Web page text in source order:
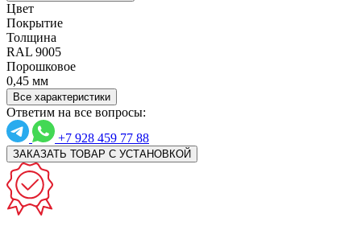
Цвет
Покрытие
Толщина
RAL 9005
Порошковое
0,45 мм
Все характеристики
Ответим на все вопросы:
+7 928 459 77 88
ЗАКАЗАТЬ ТОВАР С УСТАНОВКОЙ